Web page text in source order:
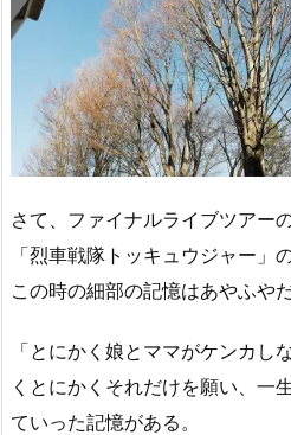
さて、ファイナルライブツアー
「烈車戦隊トッキュウジャー」
この時の細部の記憶はあやふやだ
「とにかく娘とママがケンカし
くとにかくそれだけを願い、一
ていった記憶がある。